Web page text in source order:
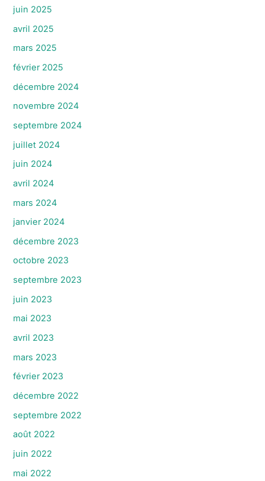
juin 2025
avril 2025
mars 2025
février 2025
décembre 2024
novembre 2024
septembre 2024
juillet 2024
juin 2024
avril 2024
mars 2024
janvier 2024
décembre 2023
octobre 2023
septembre 2023
juin 2023
mai 2023
avril 2023
mars 2023
février 2023
décembre 2022
septembre 2022
août 2022
juin 2022
mai 2022